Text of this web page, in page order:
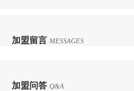
加盟留言 MESSAGES
加盟问答 Q&A